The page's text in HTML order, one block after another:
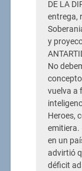
DE LA
entrega,
y
No
vuelva a
Heroes,
emitiera.
en un
advirtió
déficit